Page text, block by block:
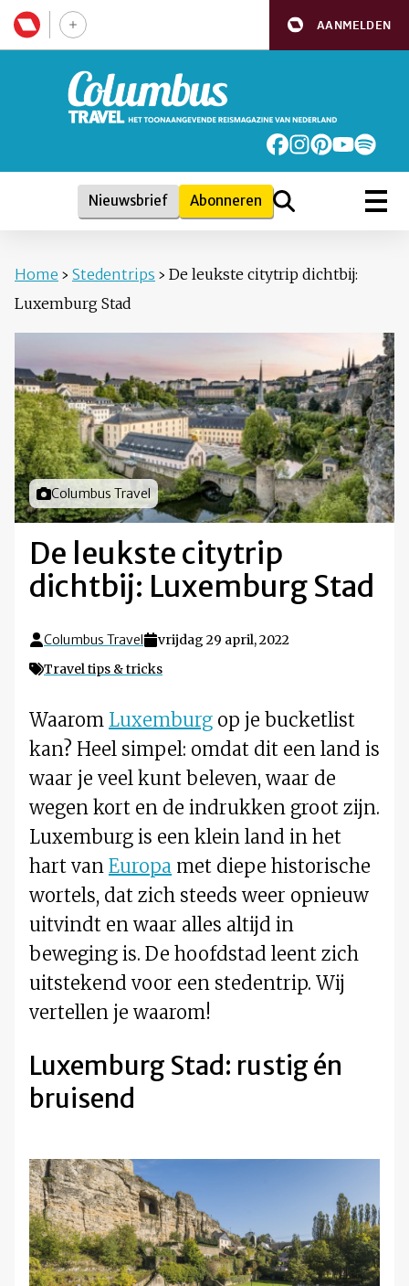
AANMELDEN
Nieuwsbrief Abonneren
Home › Stedentrips › De leukste citytrip dichtbij:
Luxemburg Stad
Foto door
Columbus Travel
De leukste citytrip
dichtbij: Luxemburg Stad
Columbus Travel
vrijdag 29 april, 2022
Travel tips & tricks
Waarom Luxemburg op je bucketlist
kan? Heel simpel: omdat dit een land is
waar je veel kunt beleven, waar de
wegen kort en de indrukken groot zijn.
Luxemburg is een klein land in het
hart van Europa met diepe historische
wortels, dat zich steeds weer opnieuw
uitvindt en waar alles altijd in
beweging is. De hoofdstad leent zich
uitstekend voor een stedentrip. Wij
vertellen je waarom!
Luxemburg Stad: rustig én
bruisend